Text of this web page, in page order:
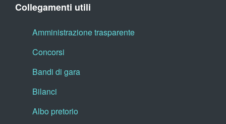
Collegamenti utili
Amministrazione trasparente
Concorsi
Bandi di gara
Bilanci
Albo pretorio